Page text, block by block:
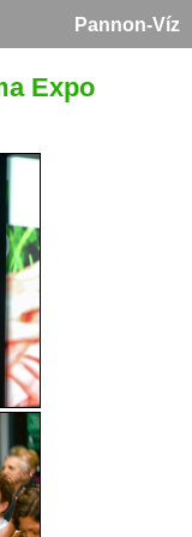
Pannon-Víz
Expo